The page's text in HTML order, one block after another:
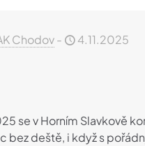
Chodov- 4.11.2025
se v Horním Slavkově
bez deště, i když s